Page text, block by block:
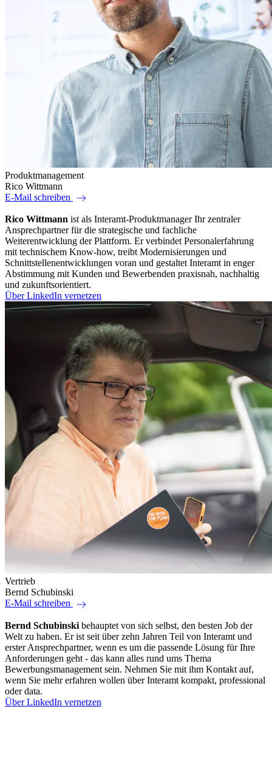
Produktmanagement
Rico Wittmann
E-Mail schreiben
east
Rico Wittmann ist als Interamt-Produktmanager Ihr zentraler
Ansprechpartner für die strategische und fachliche
Weiterentwicklung der Plattform. Er verbindet Personalerfahrung
mit technischem Know-how, treibt Modernisierungen und
Schnittstellenentwicklungen voran und gestaltet Interamt in enger
Abstimmung mit Kunden und Bewerbenden praxisnah, nachhaltig
und zukunftsorientiert.
Über LinkedIn vernetzen
Vertrieb
Bernd Schubinski
E-Mail schreiben east
Bernd Schubinski behauptet von sich selbst, den besten Job der
Welt zu haben. Er ist seit über zehn Jahren Teil von Interamt und
erster Ansprechpartner, wenn es um die passende Lösung für Ihre
Anforderungen geht - das kann alles rund ums Thema
Bewerbungsmanagement sein. Nehmen Sie mit ihm Kontakt auf,
wenn Sie mehr erfahren wollen über Interamt kompakt, professional
oder data.
Über LinkedIn vernetzen